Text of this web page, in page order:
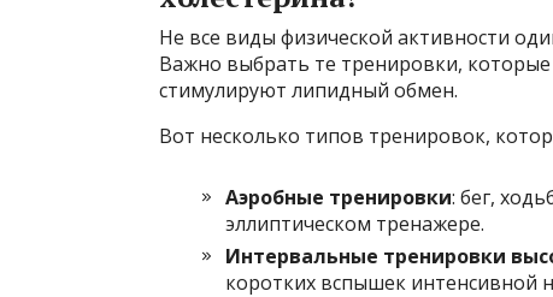
Не все виды физической активности
Важно выбрать те тренировки,
стимулируют липидный обмен.
Вот несколько типов тренировок,
Аэробные тренировки: бег,
эллиптическом тренажере.
Интервальные тренировки
коротких вспышек интенсивной